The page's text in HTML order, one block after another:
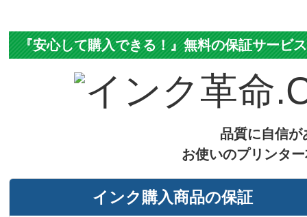
『安心して購入できる！』無料の保証サービス
品質に自信が
お使いのプリンタ
インク購入商品の保証